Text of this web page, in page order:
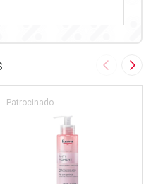
Imagem
Patrocinado